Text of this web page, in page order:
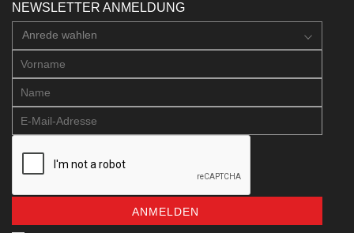
NEWSLETTER ANMELDUNG
Anrede wahlen
ANMELDEN